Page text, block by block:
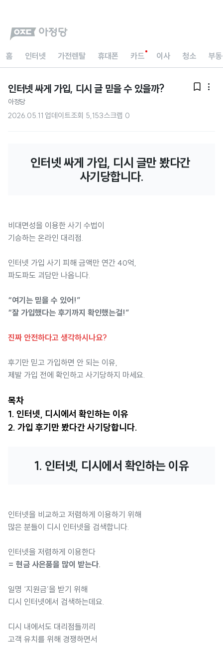
홈 인터넷 가전렌탈 휴대폰 카드 이사 청소 부
인터넷 싸게 가입, 디시 글 믿을 수 있을까?  
아정당
2026.05.11 업데이트조회 5,153스크랩 0
인터넷 싸게 가입, 디시 글만 봤다간
사기당합니다.
비대면성을 이용한 사기 수법이
기승하는 온라인 대리점.
인터넷 가입 사기 피해 금액만 연간 40억,
파도파도 괴담만 나옵니다.
“여기는 믿을 수 있어!”
“잘 가입했다는 후기까지 확인했는걸!”
진짜 안전하다고 생각하시나요?
후기만 믿고 가입하면 안 되는 이유,
제발 가입 전에 확인하고 사기당하지 마세요.
목차
1. 인터넷, 디시에서 확인하는 이유
2. 가입 후기만 봤다간 사기당합니다.
1. 인터넷, 디시에서 확인하는 이유
인터넷을 비교하고 저렴하게 이용하기 위해
많은 분들이 디시 인터넷을 검색합니다.
인터넷을 저렴하게 이용한다
= 현금 사은품을 많이 받는다.
일명 ‘지원금’을 받기 위해
디시 인터넷에서 검색하는데요.
디시 내에서도 대리점들끼리
고객 유치를 위해 경쟁하면서